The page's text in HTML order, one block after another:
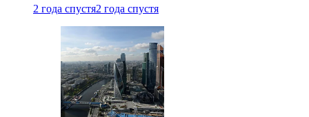
2 года спустя2 года спустя